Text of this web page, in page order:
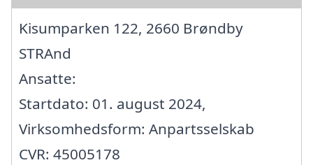
Kisumparken 122, 2660 Brøndby
STRAnd
Ansatte:
Startdato: 01. august 2024,
Virksomhedsform: Anpartsselskab
CVR: 45005178